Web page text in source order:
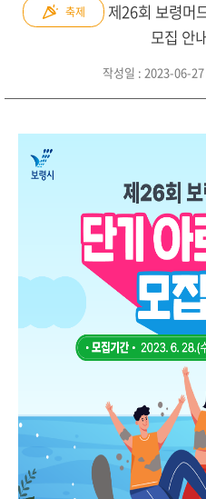
축제
제26회 보령머
모집 안
작성일 : 2023-06-27